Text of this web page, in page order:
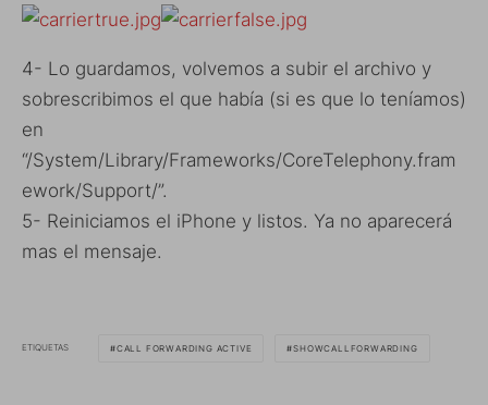
4- Lo guardamos, volvemos a subir el archivo y
sobrescribimos el que había (si es que lo teníamos)
en
“/System/Library/Frameworks/CoreTelephony.fram
ework/Support/”.
5- Reiniciamos el iPhone y listos. Ya no aparecerá
mas el mensaje.
ETIQUETAS CALL FORWARDING ACTIVE SHOWCALLFORWARDING